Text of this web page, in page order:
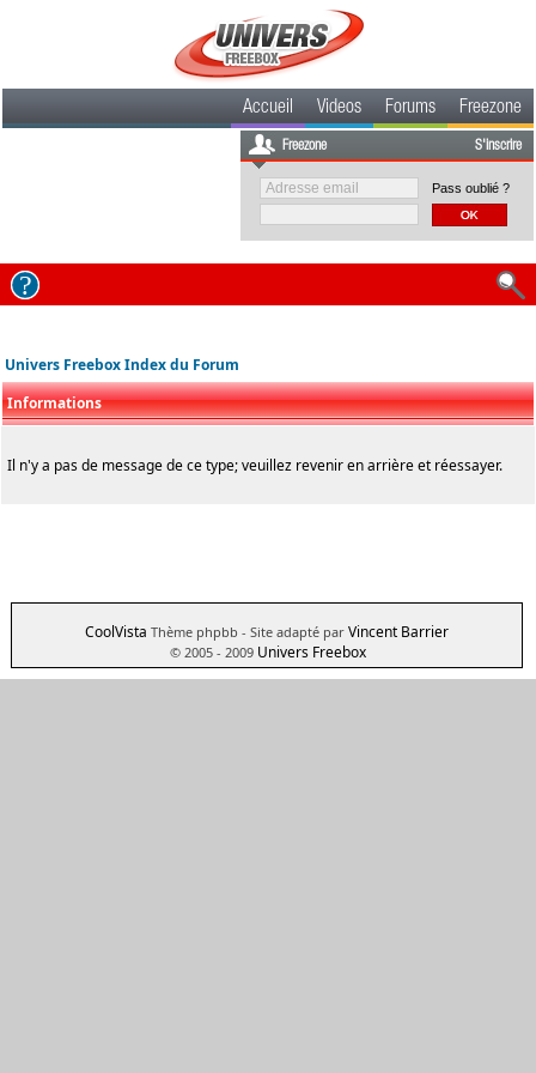
Accueil Videos Forums Freezone
Freezone S'inscrire
Pass oublié ?
Univers Freebox Index du Forum
Informations
Il n'y a pas de message de ce type; veuillez revenir en arrière et réessayer.
CoolVista Thème phpbb - Site adapté par Vincent Barrier
© 2005 - 2009 Univers Freebox